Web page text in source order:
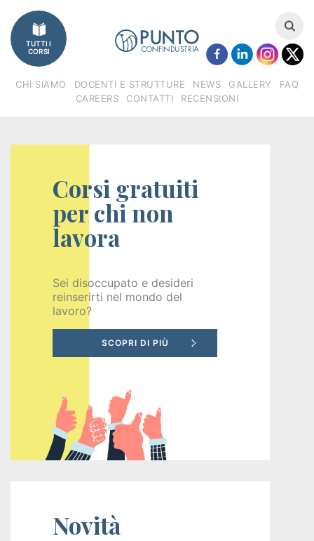
Imprese
Catalogo
corsi
Veneto
(FSE)
Fondimpresa
Fondirigenti
Apprendistato
Recruiting
Tirocini
finanziati
Persona
TUTTI I
CORSI
CHI SIAMO DOCENTI E STRUTTURE NEWS GALLERY
FAQ
CAREERS
CONTATTI RECENSIONI
Corsi gratuiti
per chi non
lavora
Sei disoccupato e desideri
reinserirti nel mondo del
lavoro?
Novità